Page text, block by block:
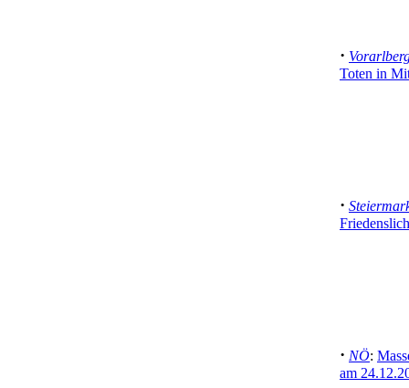
·
Toten in
·
· NÖ:
am